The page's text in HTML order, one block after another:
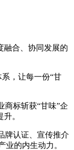
融合、协同发展的
，让每一份“甘
标斩获“甘味”企
。
牌认证、宣传推介
的内生动力。